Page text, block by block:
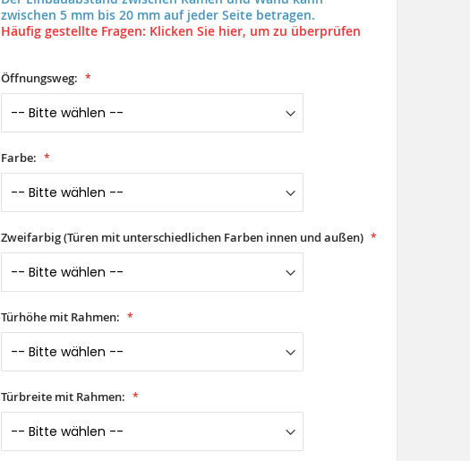
zwischen 5 mm bis 20 mm auf jeder Seite betragen.
Häufig gestellte Fragen: Klicken Sie hier, um zu überprüfen
Öffnungsweg:
Farbe:
Zweifarbig (Türen mit unterschiedlichen Farben innen und außen)
Türhöhe mit Rahmen:
Türbreite mit Rahmen: